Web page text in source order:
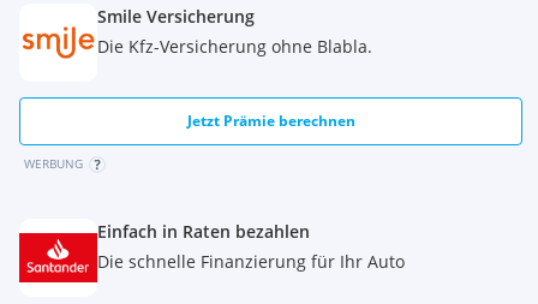
Smile Versicherung
Die Kfz-Versicherung ohne Blabla.
Jetzt Prämie berechnen
WERBUNG
Einfach in Raten bezahlen
Die schnelle Finanzierung für Ihr Auto